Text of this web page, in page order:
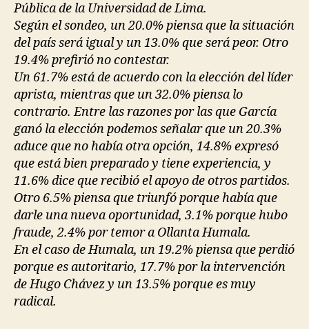
Pública de la Universidad de Lima.
Según el sondeo, un 20.0% piensa que la situación
del país será igual y un 13.0% que será peor. Otro
19.4% prefirió no contestar.
Un 61.7% está de acuerdo con la elección del líder
aprista, mientras que un 32.0% piensa lo
contrario. Entre las razones por las que García
ganó la elección podemos señalar que un 20.3%
aduce que no había otra opción, 14.8% expresó
que está bien preparado y tiene experiencia, y
11.6% dice que recibió el apoyo de otros partidos.
Otro 6.5% piensa que triunfó porque había que
darle una nueva oportunidad, 3.1% porque hubo
fraude, 2.4% por temor a Ollanta Humala.
En el caso de Humala, un 19.2% piensa que perdió
porque es autoritario, 17.7% por la intervención
de Hugo Chávez y un 13.5% porque es muy
radical.